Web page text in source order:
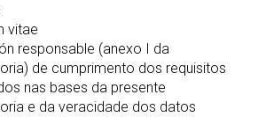
vitae
responsable (anexo I da
de cumprimento dos requisitos
nas bases da presente
e da veracidade dos datos